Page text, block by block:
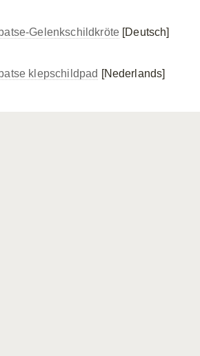
Gelenkschildkröte [Deutsch]
klepschildpad [Nederlands]